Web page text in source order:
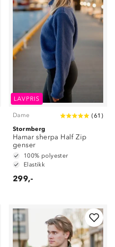
LAVPRIS
Dame (61 )
Stormberg
Hamar sherpa Half Zip
genser
100% polyester
Elastikk
299,-